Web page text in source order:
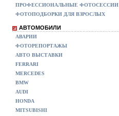
ПРОФЕССИОНАЛЬНЫЕ ФОТОСЕССИИ
ФОТОПОДБОРКИ ДЛЯ ВЗРОСЛЫХ
АВТОМОБИЛИ
АВАРИИ
ФОТОРЕПОРТАЖЫ
АВТО ВЫСТАВКИ
FERRARI
MERCEDES
BMW
AUDI
HONDA
MITSUBISHI